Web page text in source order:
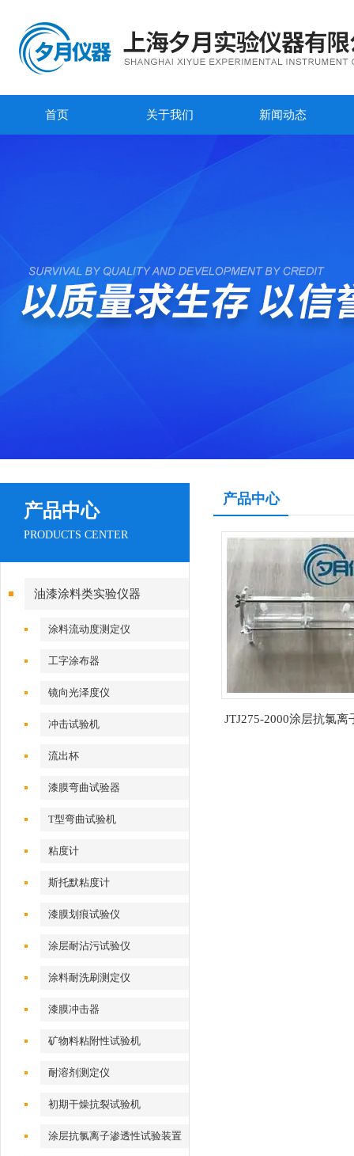
首页 关于我们 新闻动态
产品中心
PRODUCTS CENTER
油漆涂料类实验仪器
涂料流动度测定仪
工字涂布器
镜向光泽度仪
冲击试验机
流出杯
漆膜弯曲试验器
T型弯曲试验机
粘度计
斯托默粘度计
漆膜划痕试验仪
涂层耐沾污试验仪
涂料耐洗刷测定仪
漆膜冲击器
矿物料粘附性试验机
耐溶剂测定仪
初期干燥抗裂试验机
涂层抗氯离子渗透性试验装置
产品中心
JTJ275-2000涂层抗氯离